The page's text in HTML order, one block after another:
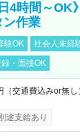
4時間～OK
ン作業
験OK 社会人未経
・面接OK
（交通費込みor
途支給あり